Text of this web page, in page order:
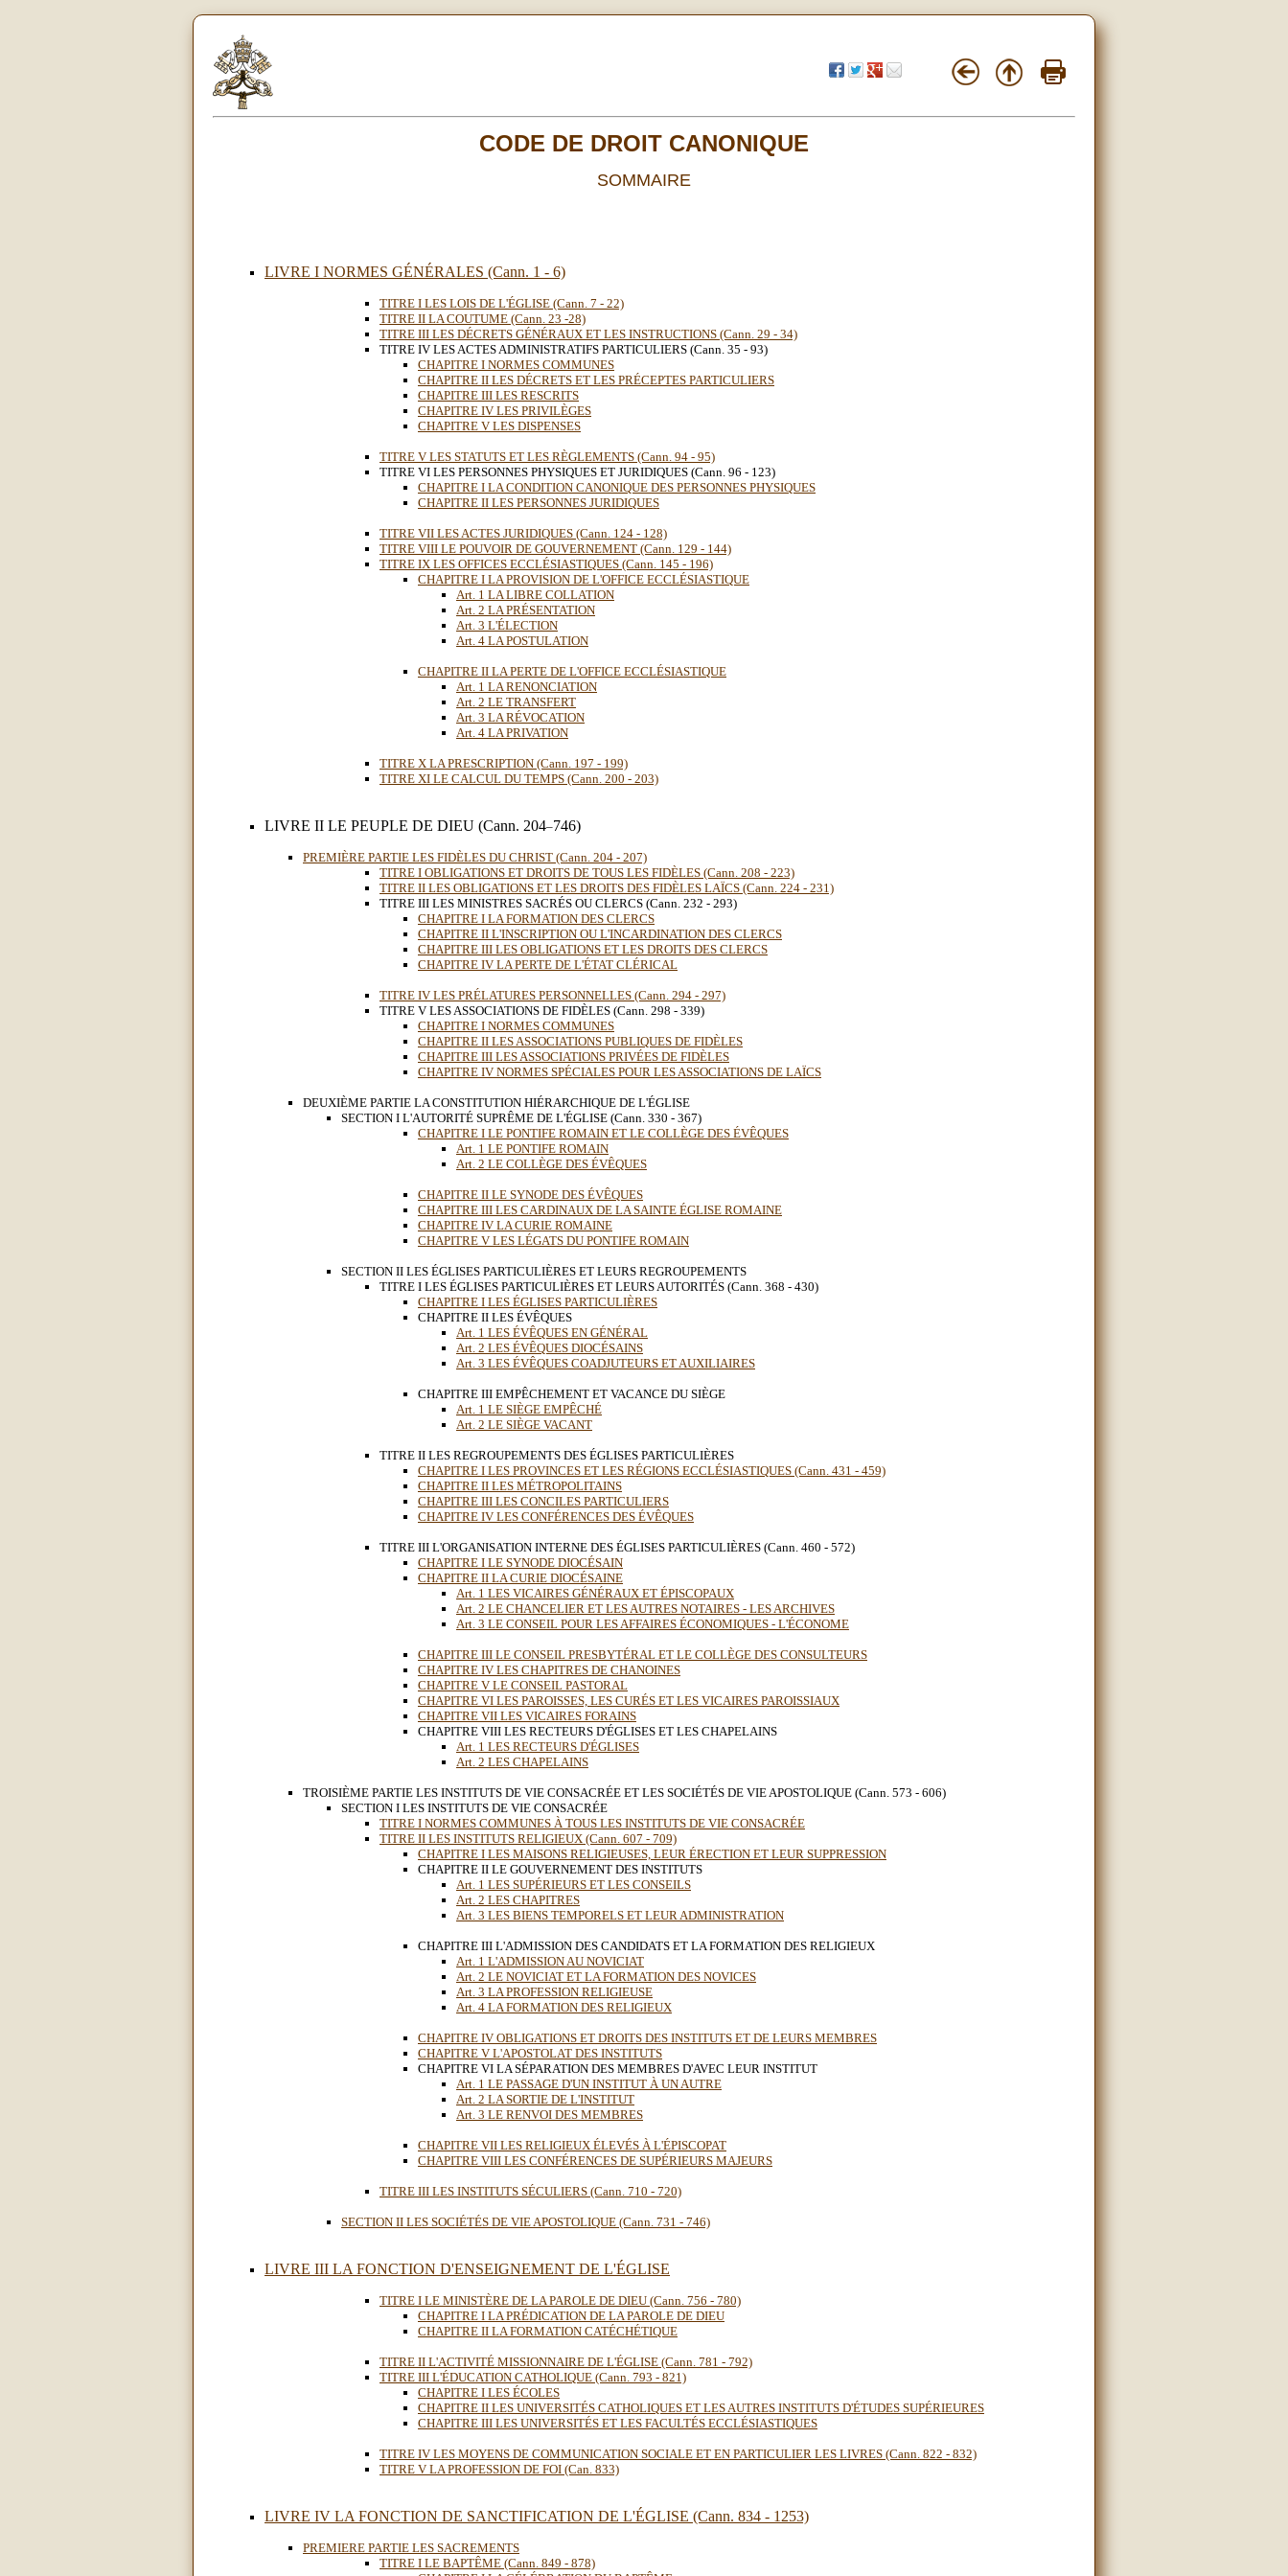
CODE DE DROIT CANONIQUE
SOMMAIRE
LIVRE I NORMES GÉNÉRALES (Cann. 1 - 6)
TITRE I LES LOIS DE L'ÉGLISE (Cann. 7 - 22)
TITRE II LA COUTUME (Cann. 23 -28)
TITRE III LES DÉCRETS GÉNÉRAUX ET LES INSTRUCTIONS (Cann. 29 - 34)
TITRE IV LES ACTES ADMINISTRATIFS PARTICULIERS (Cann. 35 - 93)
CHAPITRE I NORMES COMMUNES
CHAPITRE II LES DÉCRETS ET LES PRÉCEPTES PARTICULIERS
CHAPITRE III LES RESCRITS
CHAPITRE IV LES PRIVILÈGES
CHAPITRE V LES DISPENSES
TITRE V LES STATUTS ET LES RÈGLEMENTS (Cann. 94 - 95)
TITRE VI LES PERSONNES PHYSIQUES ET JURIDIQUES (Cann. 96 - 123)
CHAPITRE I LA CONDITION CANONIQUE DES PERSONNES PHYSIQUES
CHAPITRE II LES PERSONNES JURIDIQUES
TITRE VII LES ACTES JURIDIQUES (Cann. 124 - 128)
TITRE VIII LE POUVOIR DE GOUVERNEMENT (Cann. 129 - 144)
TITRE IX LES OFFICES ECCLÉSIASTIQUES (Cann. 145 - 196)
CHAPITRE I LA PROVISION DE L'OFFICE ECCLÉSIASTIQUE
Art. 1 LA LIBRE COLLATION
Art. 2 LA PRÉSENTATION
Art. 3 L'ÉLECTION
Art. 4 LA POSTULATION
CHAPITRE II LA PERTE DE L'OFFICE ECCLÉSIASTIQUE
Art. 1 LA RENONCIATION
Art. 2 LE TRANSFERT
Art. 3 LA RÉVOCATION
Art. 4 LA PRIVATION
TITRE X LA PRESCRIPTION (Cann. 197 - 199)
TITRE XI LE CALCUL DU TEMPS (Cann. 200 - 203)
LIVRE II LE PEUPLE DE DIEU (Cann. 204–746)
PREMIÈRE PARTIE LES FIDÈLES DU CHRIST (Cann. 204 - 207)
TITRE I OBLIGATIONS ET DROITS DE TOUS LES FIDÈLES (Cann. 208 - 223)
TITRE II LES OBLIGATIONS ET LES DROITS DES FIDÈLES LAÏCS (Cann. 224 - 231)
TITRE III LES MINISTRES SACRÉS OU CLERCS (Cann. 232 - 293)
CHAPITRE I LA FORMATION DES CLERCS
CHAPITRE II L'INSCRIPTION OU L'INCARDINATION DES CLERCS
CHAPITRE III LES OBLIGATIONS ET LES DROITS DES CLERCS
CHAPITRE IV LA PERTE DE L'ÉTAT CLÉRICAL
TITRE IV LES PRÉLATURES PERSONNELLES (Cann. 294 - 297)
TITRE V LES ASSOCIATIONS DE FIDÈLES (Cann. 298 - 339)
CHAPITRE I NORMES COMMUNES
CHAPITRE II LES ASSOCIATIONS PUBLIQUES DE FIDÈLES
CHAPITRE III LES ASSOCIATIONS PRIVÉES DE FIDÈLES
CHAPITRE IV NORMES SPÉCIALES POUR LES ASSOCIATIONS DE LAÏCS
DEUXIÈME PARTIE LA CONSTITUTION HIÉRARCHIQUE DE L'ÉGLISE
SECTION I L'AUTORITÉ SUPRÊME DE L'ÉGLISE (Cann. 330 - 367)
CHAPITRE I LE PONTIFE ROMAIN ET LE COLLÈGE DES ÉVÊQUES
Art. 1 LE PONTIFE ROMAIN
Art. 2 LE COLLÈGE DES ÉVÊQUES
CHAPITRE II LE SYNODE DES ÉVÊQUES
CHAPITRE III LES CARDINAUX DE LA SAINTE ÉGLISE ROMAINE
CHAPITRE IV LA CURIE ROMAINE
CHAPITRE V LES LÉGATS DU PONTIFE ROMAIN
SECTION II LES ÉGLISES PARTICULIÈRES ET LEURS REGROUPEMENTS
TITRE I LES ÉGLISES PARTICULIÈRES ET LEURS AUTORITÉS (Cann. 368 - 430)
CHAPITRE I LES ÉGLISES PARTICULIÈRES
CHAPITRE II LES ÉVÊQUES
Art. 1 LES ÉVÊQUES EN GÉNÉRAL
Art. 2 LES ÉVÊQUES DIOCÉSAINS
Art. 3 LES ÉVÊQUES COADJUTEURS ET AUXILIAIRES
CHAPITRE III EMPÊCHEMENT ET VACANCE DU SIÈGE
Art. 1 LE SIÈGE EMPÊCHÉ
Art. 2 LE SIÈGE VACANT
TITRE II LES REGROUPEMENTS DES ÉGLISES PARTICULIÈRES
CHAPITRE I LES PROVINCES ET LES RÉGIONS ECCLÉSIASTIQUES (Cann. 431 - 459)
CHAPITRE II LES MÉTROPOLITAINS
CHAPITRE III LES CONCILES PARTICULIERS
CHAPITRE IV LES CONFÉRENCES DES ÉVÊQUES
TITRE III L'ORGANISATION INTERNE DES ÉGLISES PARTICULIÈRES (Cann. 460 - 572)
CHAPITRE I LE SYNODE DIOCÉSAIN
CHAPITRE II LA CURIE DIOCÉSAINE
Art. 1 LES VICAIRES GÉNÉRAUX ET ÉPISCOPAUX
Art. 2 LE CHANCELIER ET LES AUTRES NOTAIRES - LES ARCHIVES
Art. 3 LE CONSEIL POUR LES AFFAIRES ÉCONOMIQUES - L'ÉCONOME
CHAPITRE III LE CONSEIL PRESBYTÉRAL ET LE COLLÈGE DES CONSULTEURS
CHAPITRE IV LES CHAPITRES DE CHANOINES
CHAPITRE V LE CONSEIL PASTORAL
CHAPITRE VI LES PAROISSES, LES CURÉS ET LES VICAIRES PAROISSIAUX
CHAPITRE VII LES VICAIRES FORAINS
CHAPITRE VIII LES RECTEURS D'ÉGLISES ET LES CHAPELAINS
Art. 1 LES RECTEURS D'ÉGLISES
Art. 2 LES CHAPELAINS
TROISIÈME PARTIE LES INSTITUTS DE VIE CONSACRÉE ET LES SOCIÉTÉS DE VIE APOSTOLIQUE (Cann. 573 - 606)
SECTION I LES INSTITUTS DE VIE CONSACRÉE
TITRE I NORMES COMMUNES À TOUS LES INSTITUTS DE VIE CONSACRÉE
TITRE II LES INSTITUTS RELIGIEUX (Cann. 607 - 709)
CHAPITRE I LES MAISONS RELIGIEUSES, LEUR ÉRECTION ET LEUR SUPPRESSION
CHAPITRE II LE GOUVERNEMENT DES INSTITUTS
Art. 1 LES SUPÉRIEURS ET LES CONSEILS
Art. 2 LES CHAPITRES
Art. 3 LES BIENS TEMPORELS ET LEUR ADMINISTRATION
CHAPITRE III L'ADMISSION DES CANDIDATS ET LA FORMATION DES RELIGIEUX
Art. 1 L'ADMISSION AU NOVICIAT
Art. 2 LE NOVICIAT ET LA FORMATION DES NOVICES
Art. 3 LA PROFESSION RELIGIEUSE
Art. 4 LA FORMATION DES RELIGIEUX
CHAPITRE IV OBLIGATIONS ET DROITS DES INSTITUTS ET DE LEURS MEMBRES
CHAPITRE V L'APOSTOLAT DES INSTITUTS
CHAPITRE VI LA SÉPARATION DES MEMBRES D'AVEC LEUR INSTITUT
Art. 1 LE PASSAGE D'UN INSTITUT À UN AUTRE
Art. 2 LA SORTIE DE L'INSTITUT
Art. 3 LE RENVOI DES MEMBRES
CHAPITRE VII LES RELIGIEUX ÉLEVÉS À L'ÉPISCOPAT
CHAPITRE VIII LES CONFÉRENCES DE SUPÉRIEURS MAJEURS
TITRE III LES INSTITUTS SÉCULIERS (Cann. 710 - 720)
SECTION II LES SOCIÉTÉS DE VIE APOSTOLIQUE (Cann. 731 - 746)
LIVRE III LA FONCTION D'ENSEIGNEMENT DE L'ÉGLISE
TITRE I LE MINISTÈRE DE LA PAROLE DE DIEU (Cann. 756 - 780)
CHAPITRE I LA PRÉDICATION DE LA PAROLE DE DIEU
CHAPITRE II LA FORMATION CATÉCHÉTIQUE
TITRE II L'ACTIVITÉ MISSIONNAIRE DE L'ÉGLISE (Cann. 781 - 792)
TITRE III L'ÉDUCATION CATHOLIQUE (Cann. 793 - 821)
CHAPITRE I LES ÉCOLES
CHAPITRE II LES UNIVERSITÉS CATHOLIQUES ET LES AUTRES INSTITUTS D'ÉTUDES SUPÉRIEURES
CHAPITRE III LES UNIVERSITÉS ET LES FACULTÉS ECCLÉSIASTIQUES
TITRE IV LES MOYENS DE COMMUNICATION SOCIALE ET EN PARTICULIER LES LIVRES (Cann. 822 - 832)
TITRE V LA PROFESSION DE FOI (Can. 833)
LIVRE IV LA FONCTION DE SANCTIFICATION DE L'ÉGLISE (Cann. 834 - 1253)
PREMIERE PARTIE LES SACREMENTS
TITRE I LE BAPTÊME (Cann. 849 - 878)